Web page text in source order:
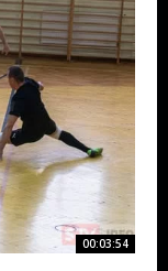
00:03:54